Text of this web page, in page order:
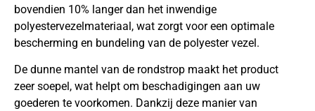
bovendien 10% langer dan het inwendige
polyestervezelmateriaal, wat zorgt voor een optimale
bescherming en bundeling van de polyester vezel.
De dunne mantel van de rondstrop maakt het product
zeer soepel, wat helpt om beschadigingen aan uw
goederen te voorkomen. Dankzij deze manier van